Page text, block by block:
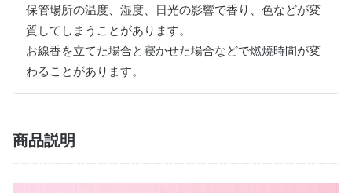
保管場所の温度、湿度、日光の影響で香り、色などが変
質してしまうことがあります。
お線香を立てた場合と寝かせた場合などで燃焼時間が変
わることがあります。
商品説明